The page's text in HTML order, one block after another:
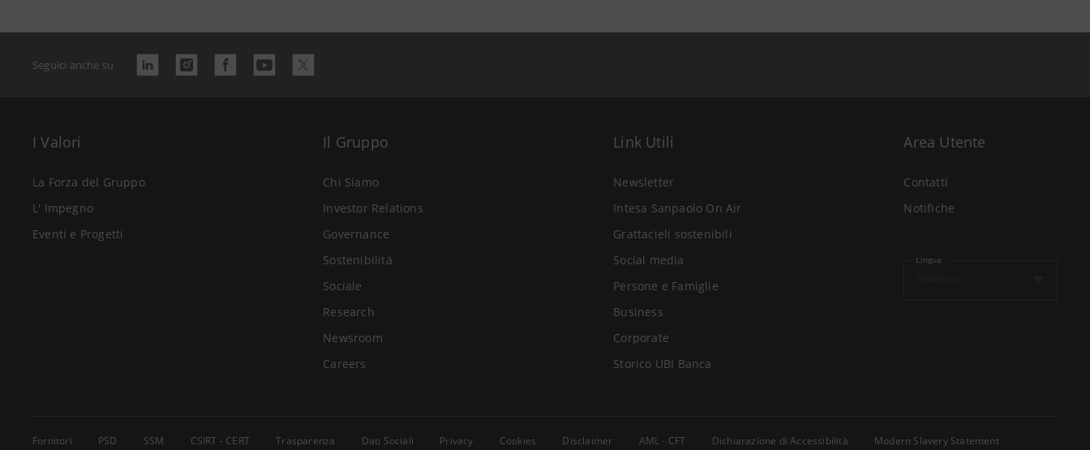
Seguici anche su
I Valori
La Forza del Gruppo
L' Impegno
Eventi e Progetti
Il Gruppo
Chi Siamo
Investor Relations
Governance
Sostenibilità
Sociale
Research
Newsroom
Careers
Link Utili
Newsletter
Intesa Sanpaolo On Air
Grattacieli sostenibili
Social media
Persone e Famiglie
Business
Corporate
Storico UBI Banca
Area Utente
Contatti
Notifiche
Lingua
Fornitori PSD SSM CSIRT - CERT Trasparenza Dati Sociali Privacy Cookies Disclaimer AML - CFT Dichiarazione di Accessibilità Modern Slavery Statement